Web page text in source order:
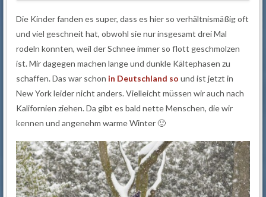
Die Kinder fanden es super, dass es hier so verhältnismäßig oft
und viel geschneit hat, obwohl sie nur insgesamt drei Mal
rodeln konnten, weil der Schnee immer so flott geschmolzen
ist. Mir dagegen machen lange und dunkle Kältephasen zu
schaffen. Das war schon in Deutschland so und ist jetzt in
New York leider nicht anders. Vielleicht müssen wir auch nach
Kalifornien ziehen. Da gibt es bald nette Menschen, die wir
kennen und angenehm warme Winter 🙂